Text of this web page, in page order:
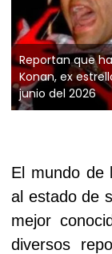
Reportan que
Konan, ex
junio del 2026
El mundo de
al estado de
mejor
diversos